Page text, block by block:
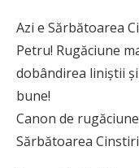
Azi e Sărbătoarea
Petru! Rugăciune
dobândirea liniştii
bune!
Canon de
Sărbătoarea